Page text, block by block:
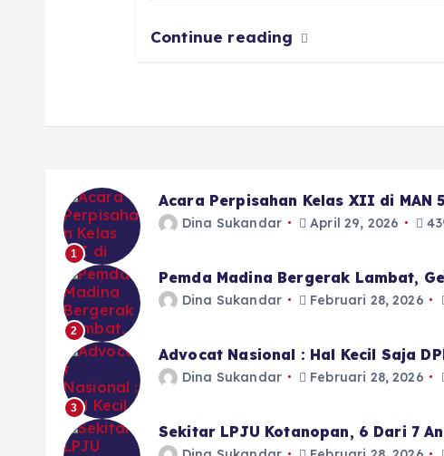
Continue reading
1
Acara Perpisahan Kelas XII di MAN
Dina Sukandar April 29, 2026
2
Pemda Madina Bergerak Lambat,
Dina Sukandar Februari 28, 2026
3
Advocat Nasional : Hal Kecil Saja
Dina Sukandar Februari 28, 2026
Sekitar LPJU Kotanopan, 6 Dari 7